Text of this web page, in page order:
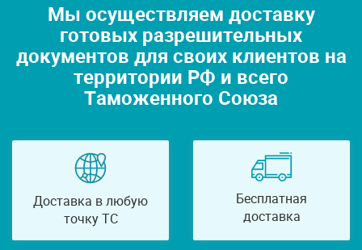
Мы осуществляем доставку
готовых разрешительных
документов для своих клиентов на
территории РФ и всего
Таможенного Союза
Доставка в любую
точку ТС
Бесплатная
доставка